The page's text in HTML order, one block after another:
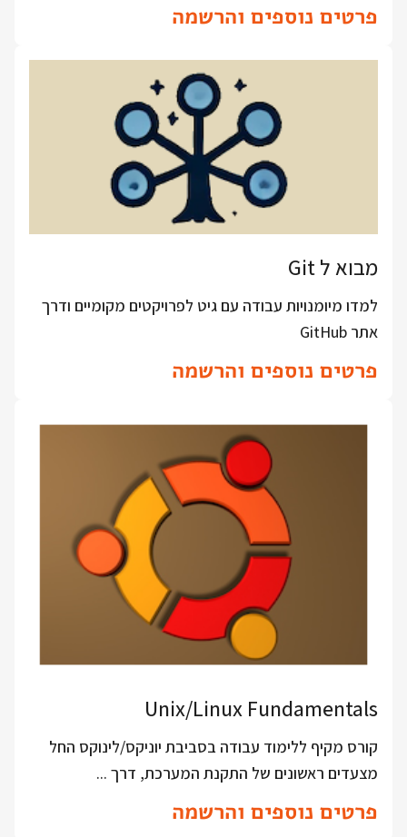
פרטים נוספים והרשמה
מבוא ל Git
למדו מיומנויות עבודה עם גיט לפרויקטים מקומיים ודרך
אתר GitHub
פרטים נוספים והרשמה
Unix/Linux Fundamentals
קורס מקיף ללימוד עבודה בסביבת יוניקס/לינוקס החל
מצעדים ראשונים של התקנת המערכת, דרך ...
פרטים נוספים והרשמה